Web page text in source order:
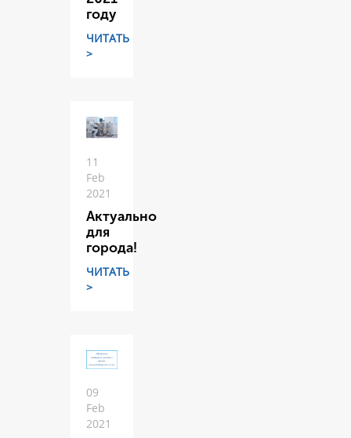
году
ЧИТАТЬ
>
11
Feb
2021
Актуально
для
города!
ЧИТАТЬ
>
09
Feb
2021